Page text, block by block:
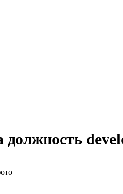
должность